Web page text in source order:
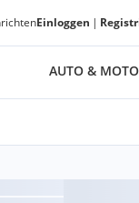
Einloggen |
AUTO &